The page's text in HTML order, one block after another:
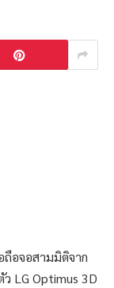
ถือจอสามมิติจาก
LG Optimus 3D